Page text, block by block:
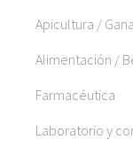
Apicultura /
Alimentación /
Farmacéutica
Laboratorio y